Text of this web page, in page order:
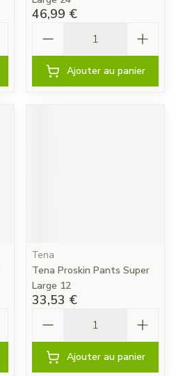
46,99 €
Ajouter au panier
Tena
Tena Proskin Pants Super
Large 12
33,53 €
Ajouter au panier